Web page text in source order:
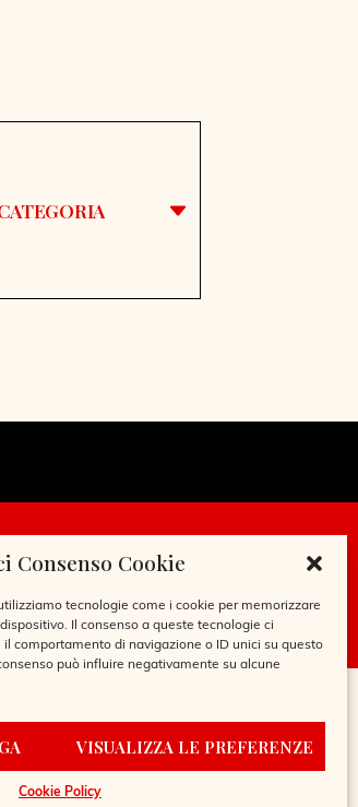
Consenso Cookie
tecnologie come i cookie per memorizzare
Il consenso a queste tecnologie ci
comportamento di navigazione o ID unici su questo
può influire negativamente su alcune
VISUALIZZA LE PREFERENZE
Cookie Policy
CHIEDI LA
TESSERA
REGOLAMENTO BIBLIOTECA